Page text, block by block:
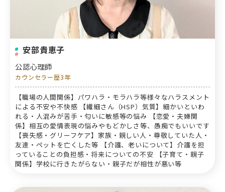
安部貴恵子
公認心理師
カウンセラー歴3年
【職場の人間関係】パワハラ・モラハラ等様々なハラスメント
による不安や不快感 【繊細さん（HSP）気質】細かいといわ
れる・人混みが苦手・匂いに敏感等の悩み 【恋愛・夫婦関
係】相互の愛情表現の悩みやもどかしさ等、愚痴でもいいです
【喪失感・グリーフケア】家族・親しい人・尊敬していた人・
友達・ペットを亡くした等 【介護、老いについて】介護を担
っていることの負担感・将来についての不安 【子育て・親子
関係】学校に行きたがらない・親子だが相性が悪い等